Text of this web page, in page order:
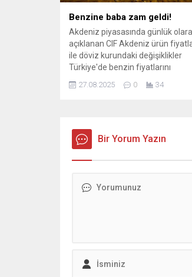
Benzine baba zam geldi!
Akdeniz piyasasında günlük
açıklanan CIF Akdeniz ürün
ile döviz kurundaki değişiklikler
Türkiye'de benzin fiyatlarını
güncelledi. ÖTV ve EPDK payı da
eklendikten sonra KDV ilave edilen
27.08.2025 0 34
Bir Yorum Yazın